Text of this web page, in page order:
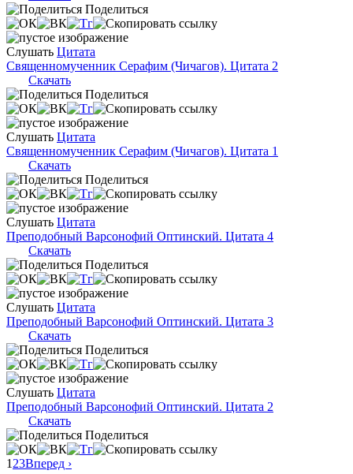
Поделиться
Слушать Цитата
Священномученник Серафим (Чичагов). Цитата 2
Скачать
Поделиться
Слушать Цитата
Священномученник Серафим (Чичагов). Цитата 1
Скачать
Поделиться
Слушать Цитата
Преподобный Варсонофий Оптинский. Цитата 4
Скачать
Поделиться
Слушать Цитата
Преподобный Варсонофий Оптинский. Цитата 3
Скачать
Поделиться
Слушать Цитата
Преподобный Варсонофий Оптинский. Цитата 2
Скачать
Поделиться
1 23Вперед ›